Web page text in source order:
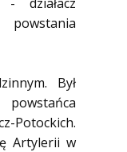
powstania
Był
Potockich.
Artylerii w